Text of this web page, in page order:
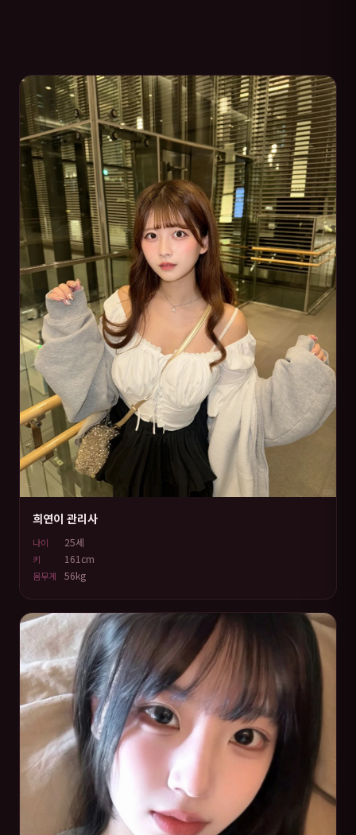
여수 매니저
희연이 관리사
나이 25세
키 161cm
몸무게 56kg